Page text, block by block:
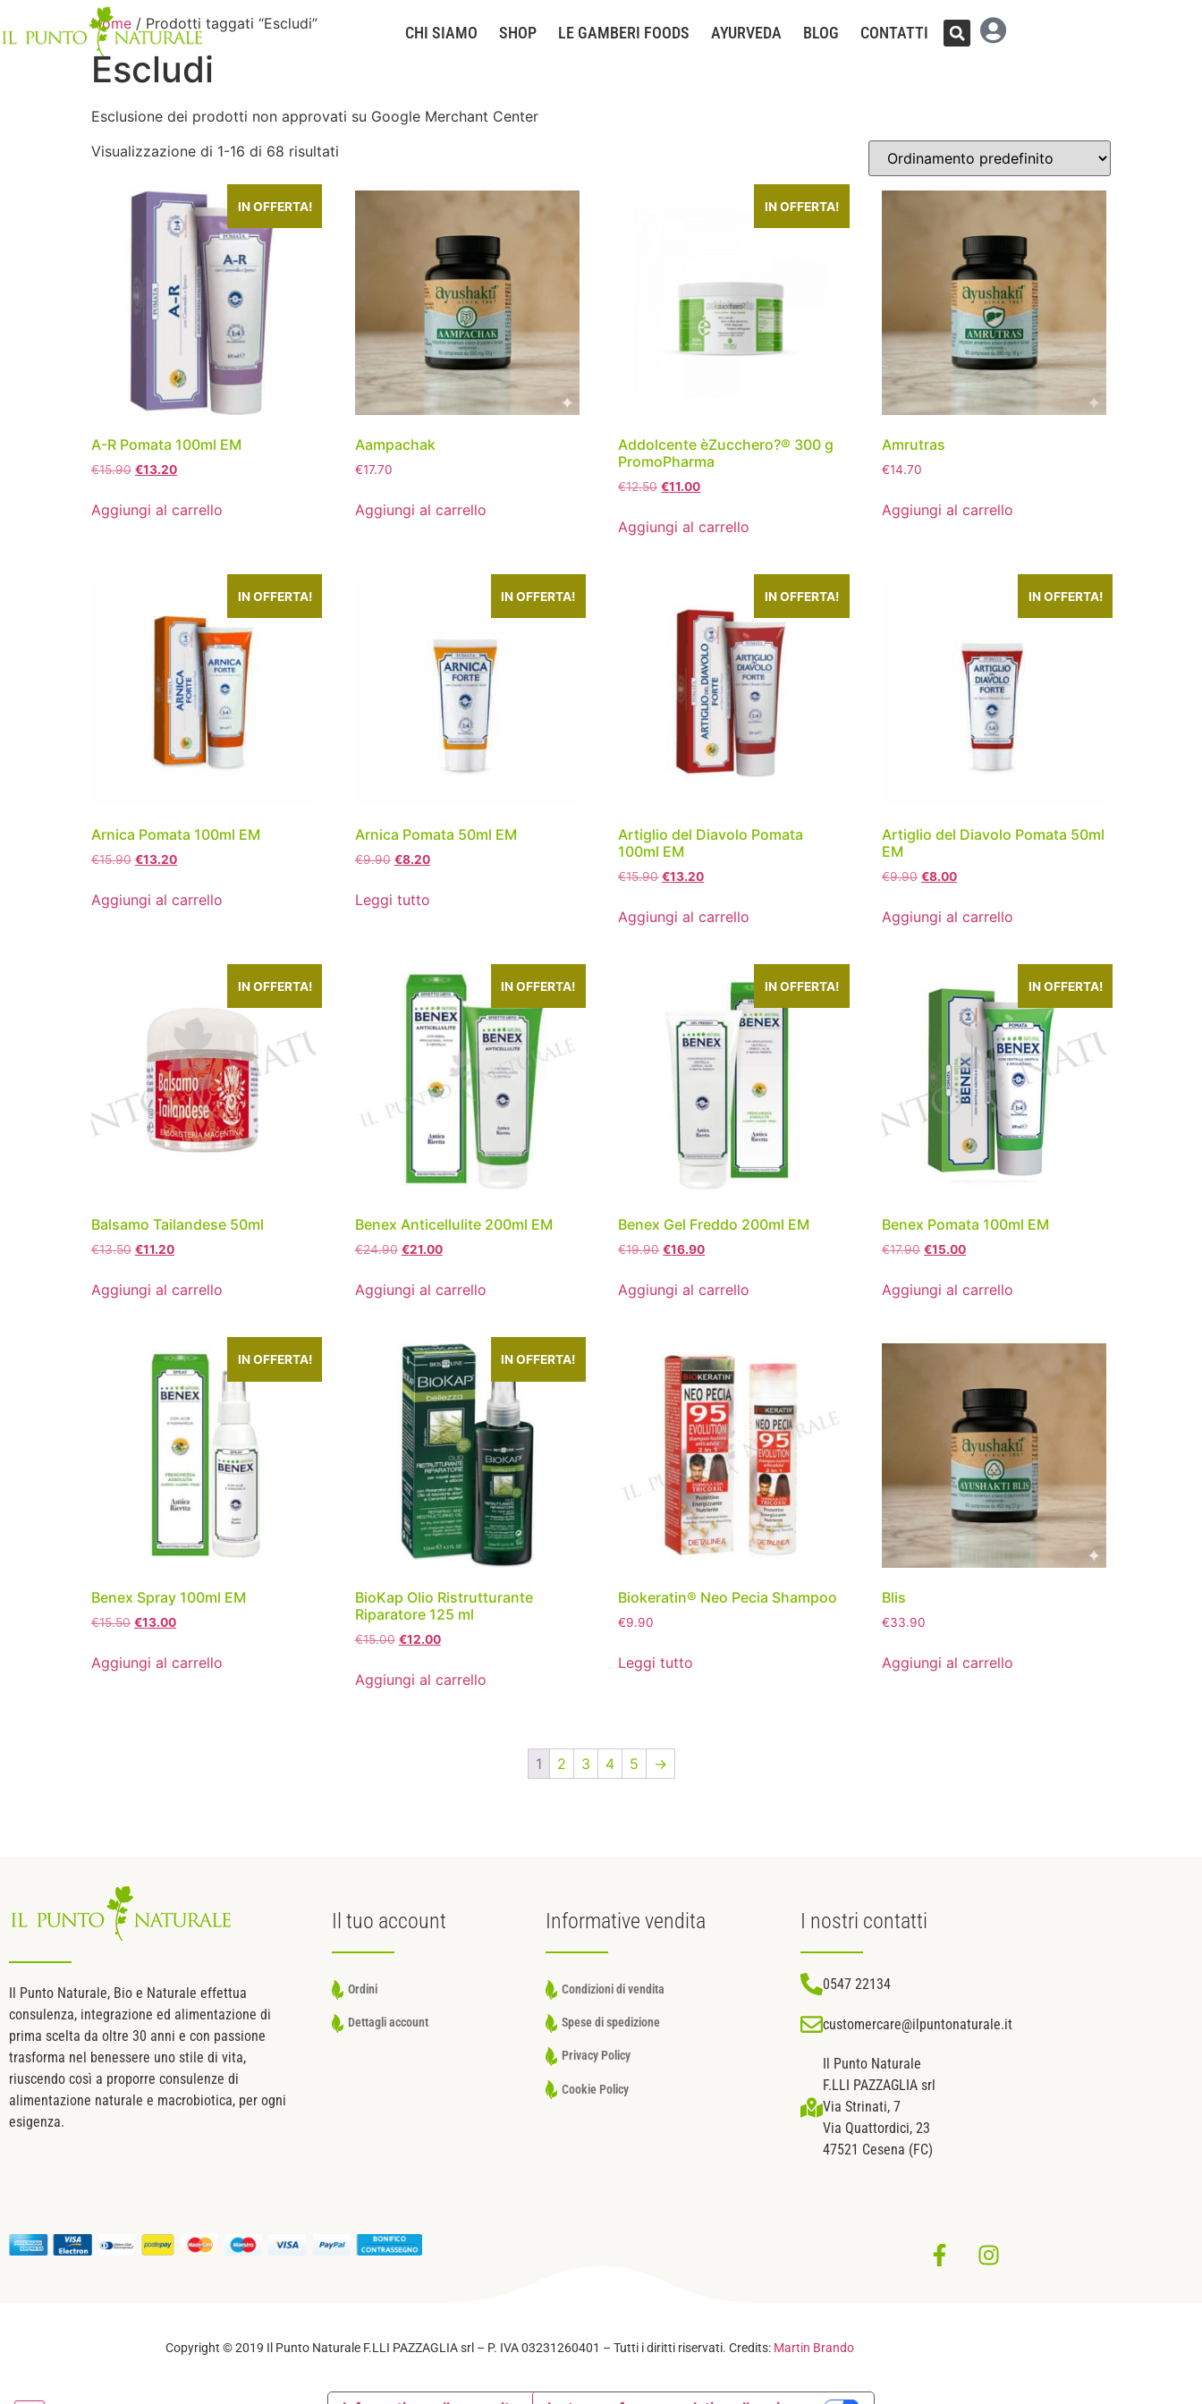
CHI SIAMO SHOP LE GAMBERI FOODS AYURVEDA BLOG CONTATTI
Home / Prodotti taggati “Escludi”
Escludi
Esclusione dei prodotti non approvati su Google Merchant Center
Visualizzazione di 1-16 di 68 risultati
IN OFFERTA!
A-R Pomata 100ml EM
€15.90 €13.20
Aggiungi al carrello
Aampachak
€17.70
Aggiungi al carrello
IN OFFERTA!
Addolcente èZucchero?® 300 g
PromoPharma
€12.50 €11.00
Aggiungi al carrello
Amrutras
€14.70
Aggiungi al carrello
IN OFFERTA!
Arnica Pomata 100ml EM
€15.90 €13.20
Aggiungi al carrello
IN OFFERTA!
Arnica Pomata 50ml EM
€9.90 €8.20
Leggi tutto
IN OFFERTA!
Artiglio del Diavolo Pomata
100ml EM
€15.90 €13.20
Aggiungi al carrello
IN OFFERTA!
Artiglio del Diavolo Pomata 50ml
EM
€9.90 €8.00
Aggiungi al carrello
IN OFFERTA!
Balsamo Tailandese 50ml
€13.50 €11.20
Aggiungi al carrello
IN OFFERTA!
Benex Anticellulite 200ml EM
€24.90 €21.00
Aggiungi al carrello
IN OFFERTA!
Benex Gel Freddo 200ml EM
€19.90 €16.90
Aggiungi al carrello
IN OFFERTA!
Benex Pomata 100ml EM
€17.90 €15.00
Aggiungi al carrello
IN OFFERTA!
Benex Spray 100ml EM
€15.50 €13.00
Aggiungi al carrello
IN OFFERTA!
BioKap Olio Ristrutturante
Riparatore 125 ml
€15.00 €12.00
Aggiungi al carrello
Biokeratin® Neo Pecia Shampoo
€9.90
Leggi tutto
Blis
€33.90
Aggiungi al carrello
1 2 3 4 5 →
Il Punto Naturale, Bio e Naturale effettua
consulenza, integrazione ed alimentazione di
prima scelta da oltre 30 anni e con passione
trasforma nel benessere uno stile di vita,
riuscendo così a proporre consulenze di
alimentazione naturale e macrobiotica, per ogni
esigenza.
Il tuo account
Ordini
Dettagli account
Informative vendita
Condizioni di vendita
Spese di spedizione
Privacy Policy
Cookie Policy
I nostri contatti
0547 22134
customercare@ilpuntonaturale.it
Il Punto Naturale
F.LLI PAZZAGLIA srl
Via Strinati, 7
Via Quattordici, 23
47521 Cesena (FC)
Copyright © 2019 Il Punto Naturale F.LLI PAZZAGLIA srl – P. IVA 03231260401 – Tutti i diritti riservati. Credits: Martin Brando